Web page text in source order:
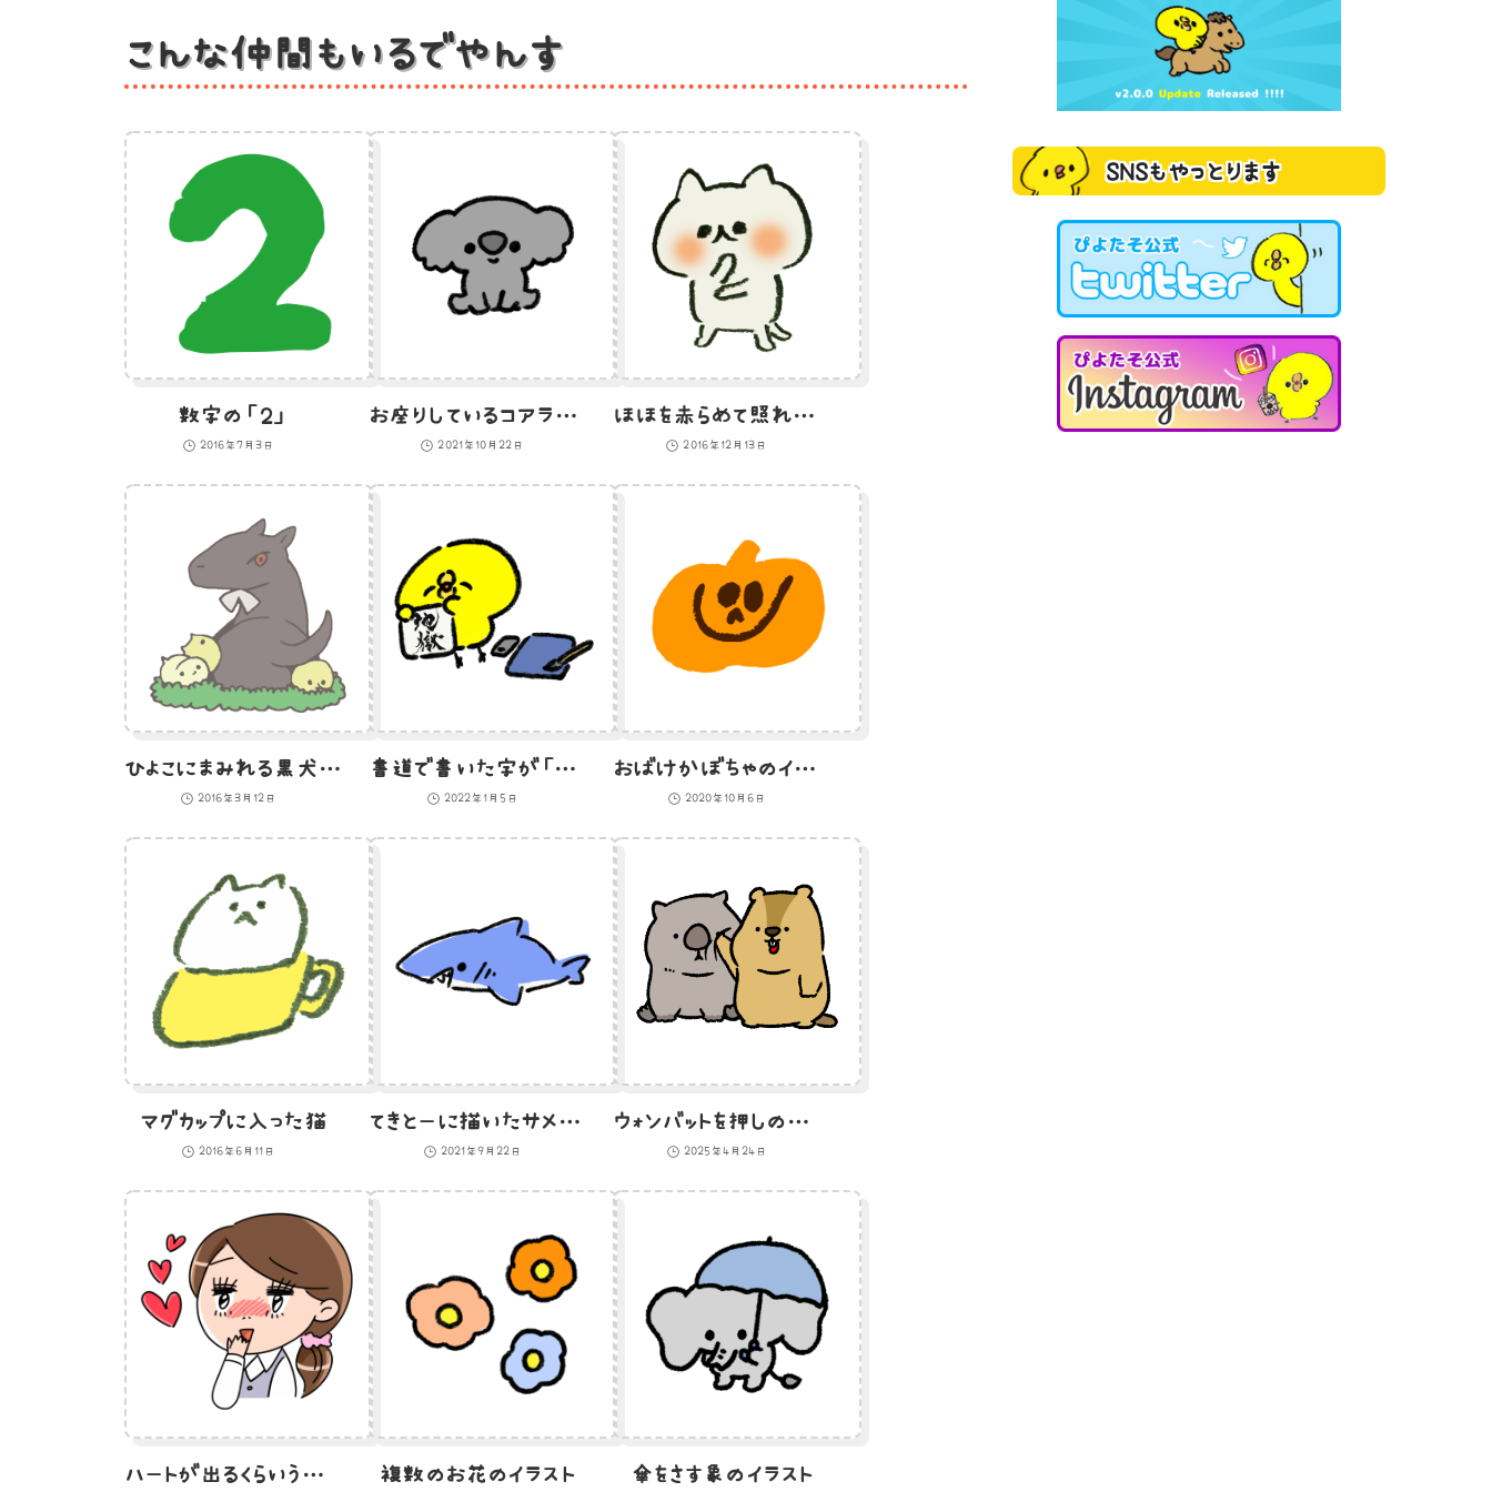
こんな仲間もいるでやんす
数字の「２」
2016年7月3日
お座りしているコアラのイラスト
2021年10月22日
ほほを赤らめて照れる猫のイラスト
2016年12月13日
ひよこにまみれる黒犬のイラスト
2016年3月12日
書道で書いた字が「地獄」のひよこのイラスト
2022年1月5日
おばけかぼちゃのイラスト（アウトラインなし）
2020年10月6日
マグカップに入った猫
2016年6月11日
てきとーに描いたサメのイラスト
2021年9月22日
ウォンバットを押しのけるマーモット
2025年4月24日
ハートが出るくらいうれしいOLのイラスト 複数のお花のイラスト 傘をさす象のイラスト
SNSもやっとります